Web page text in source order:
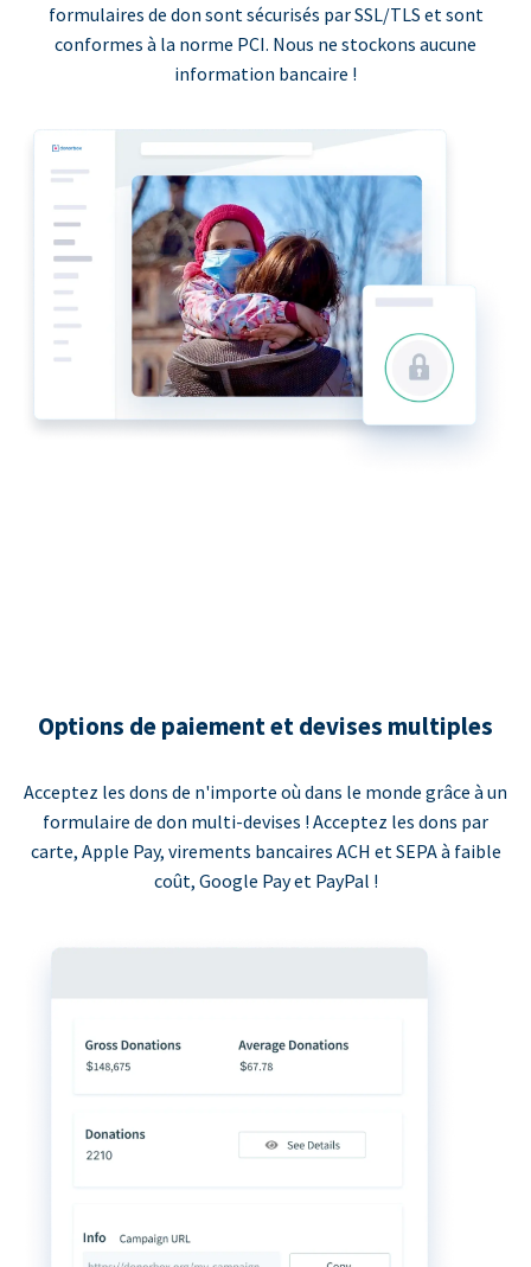
formulaires de don sont sécurisés par SSL/TLS et sont
conformes à la norme PCI. Nous ne stockons aucune
information bancaire !
Options de paiement et devises multiples
Acceptez les dons de n'importe où dans le monde grâce à un
formulaire de don multi-devises ! Acceptez les dons par
carte, Apple Pay, virements bancaires ACH et SEPA à faible
coût, Google Pay et PayPal !